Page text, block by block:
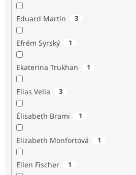
Eduard Martin 3
Efrém Syrský 1
Ekaterina Trukhan 1
Elias Vella 3
Élisabeth Brami 1
Elizabeth Monfortová 1
Ellen Fischer 1